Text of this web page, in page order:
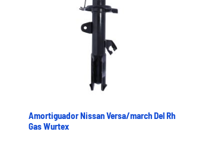
Amortiguador Nissan Versa/march Del Rh
Gas Wurtex